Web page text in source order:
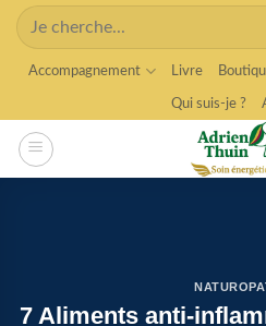
Skip
content
Search
for:
Accompagnement Livre
Qui suis-je ?
7 Aliments anti-